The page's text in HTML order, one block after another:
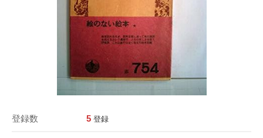
登録数 5 登録